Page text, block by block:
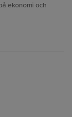
ekonomi och